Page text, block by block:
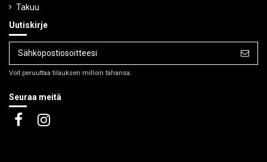
Takuu
Uutiskirje
Voit peruuttaa tilauksen milloin tahansa.
Seuraa meitä